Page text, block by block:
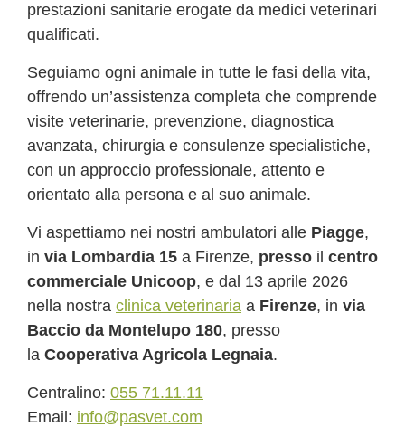
prestazioni sanitarie erogate da medici veterinari
qualificati.
Seguiamo ogni animale in tutte le fasi della vita,
offrendo un’assistenza completa che comprende
visite veterinarie, prevenzione, diagnostica
avanzata, chirurgia e consulenze specialistiche,
con un approccio professionale, attento e
orientato alla persona e al suo animale.
Vi aspettiamo nei nostri ambulatori alle Piagge,
in via Lombardia 15 a Firenze, presso il centro
commerciale Unicoop, e dal 13 aprile 2026
nella nostra clinica veterinaria a Firenze, in via
Baccio da Montelupo 180, presso
la Cooperativa Agricola Legnaia.
Centralino: 055 71.11.11
Email: info@pasvet.com